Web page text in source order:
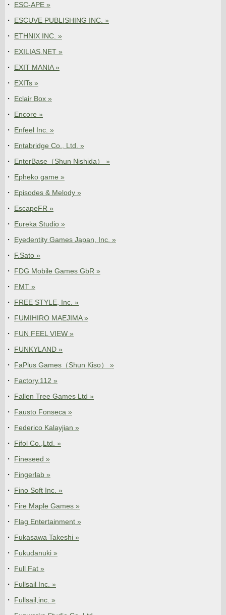
ESC-APE »
ESCUVE PUBLISHING INC. »
ETHNIX INC. »
EXILIAS.NET »
EXIT MANIA »
EXITs »
Eclair Box »
Encore »
Enfeel Inc. »
Entabridge Co., Ltd. »
EnterBase（Shun Nishida） »
Epheko game »
Episodes & Melody »
EscapeFR »
Eureka Studio »
Eyedentity Games Japan, Inc. »
F.Sato »
FDG Mobile Games GbR »
FMT »
FREE STYLE, Inc. »
FUMIHIRO MAEJIMA »
FUN FEEL VIEW »
FUNKYLAND »
FaPlus Games（Shun Kiso） »
Factory.112 »
Fallen Tree Games Ltd »
Fausto Fonseca »
Federico Kalayjian »
Fifol Co.,Ltd. »
Fineseed »
Fingerlab »
Fino Soft Inc. »
Fire Maple Games »
Flag Entertainment »
Fukasawa Takeshi »
Fukudanuki »
Full Fat »
Fullsail Inc. »
Fullsail,inc. »